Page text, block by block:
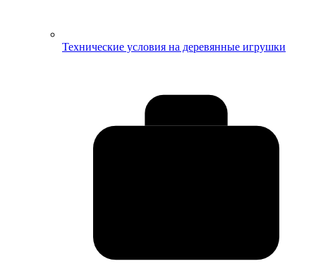
Технические условия на деревянные игрушки